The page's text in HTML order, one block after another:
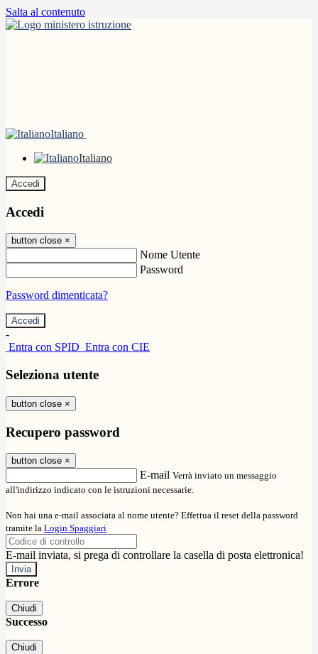
Salta al contenuto
Italiano
Italiano
Accedi
Accedi
button close ×
Nome Utente
Password
Password dimenticata?
-
Entra con SPID Entra con CIE
Seleziona utente
button close ×
Recupero password
button close ×
E-mail Verrà inviato un messaggio
all'indirizzo indicato con le istruzioni necessarie.
Non hai una e-mail associata al nome utente? Effettua il reset della password
tramite la Login Spaggiari
E-mail inviata, si prega di controllare la casella di posta elettronica!
Errore
Chiudi
Successo
Chiudi